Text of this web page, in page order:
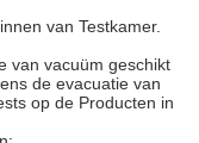
van Testkamer.
van vacuüm geschikt
de evacuatie van
op de Producten in